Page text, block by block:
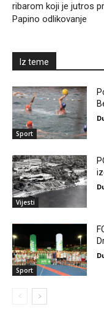
ribarom koji je jutros
Papino odlikovanje
Iz teme
Sport
Vijesti
Sport